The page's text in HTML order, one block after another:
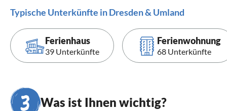
Typische Unterkünfte in Dresden & Umland
Ferienhaus
39 Unterkünfte
Ferienwohnung
68 Unterkünfte
Was ist Ihnen wichtig?